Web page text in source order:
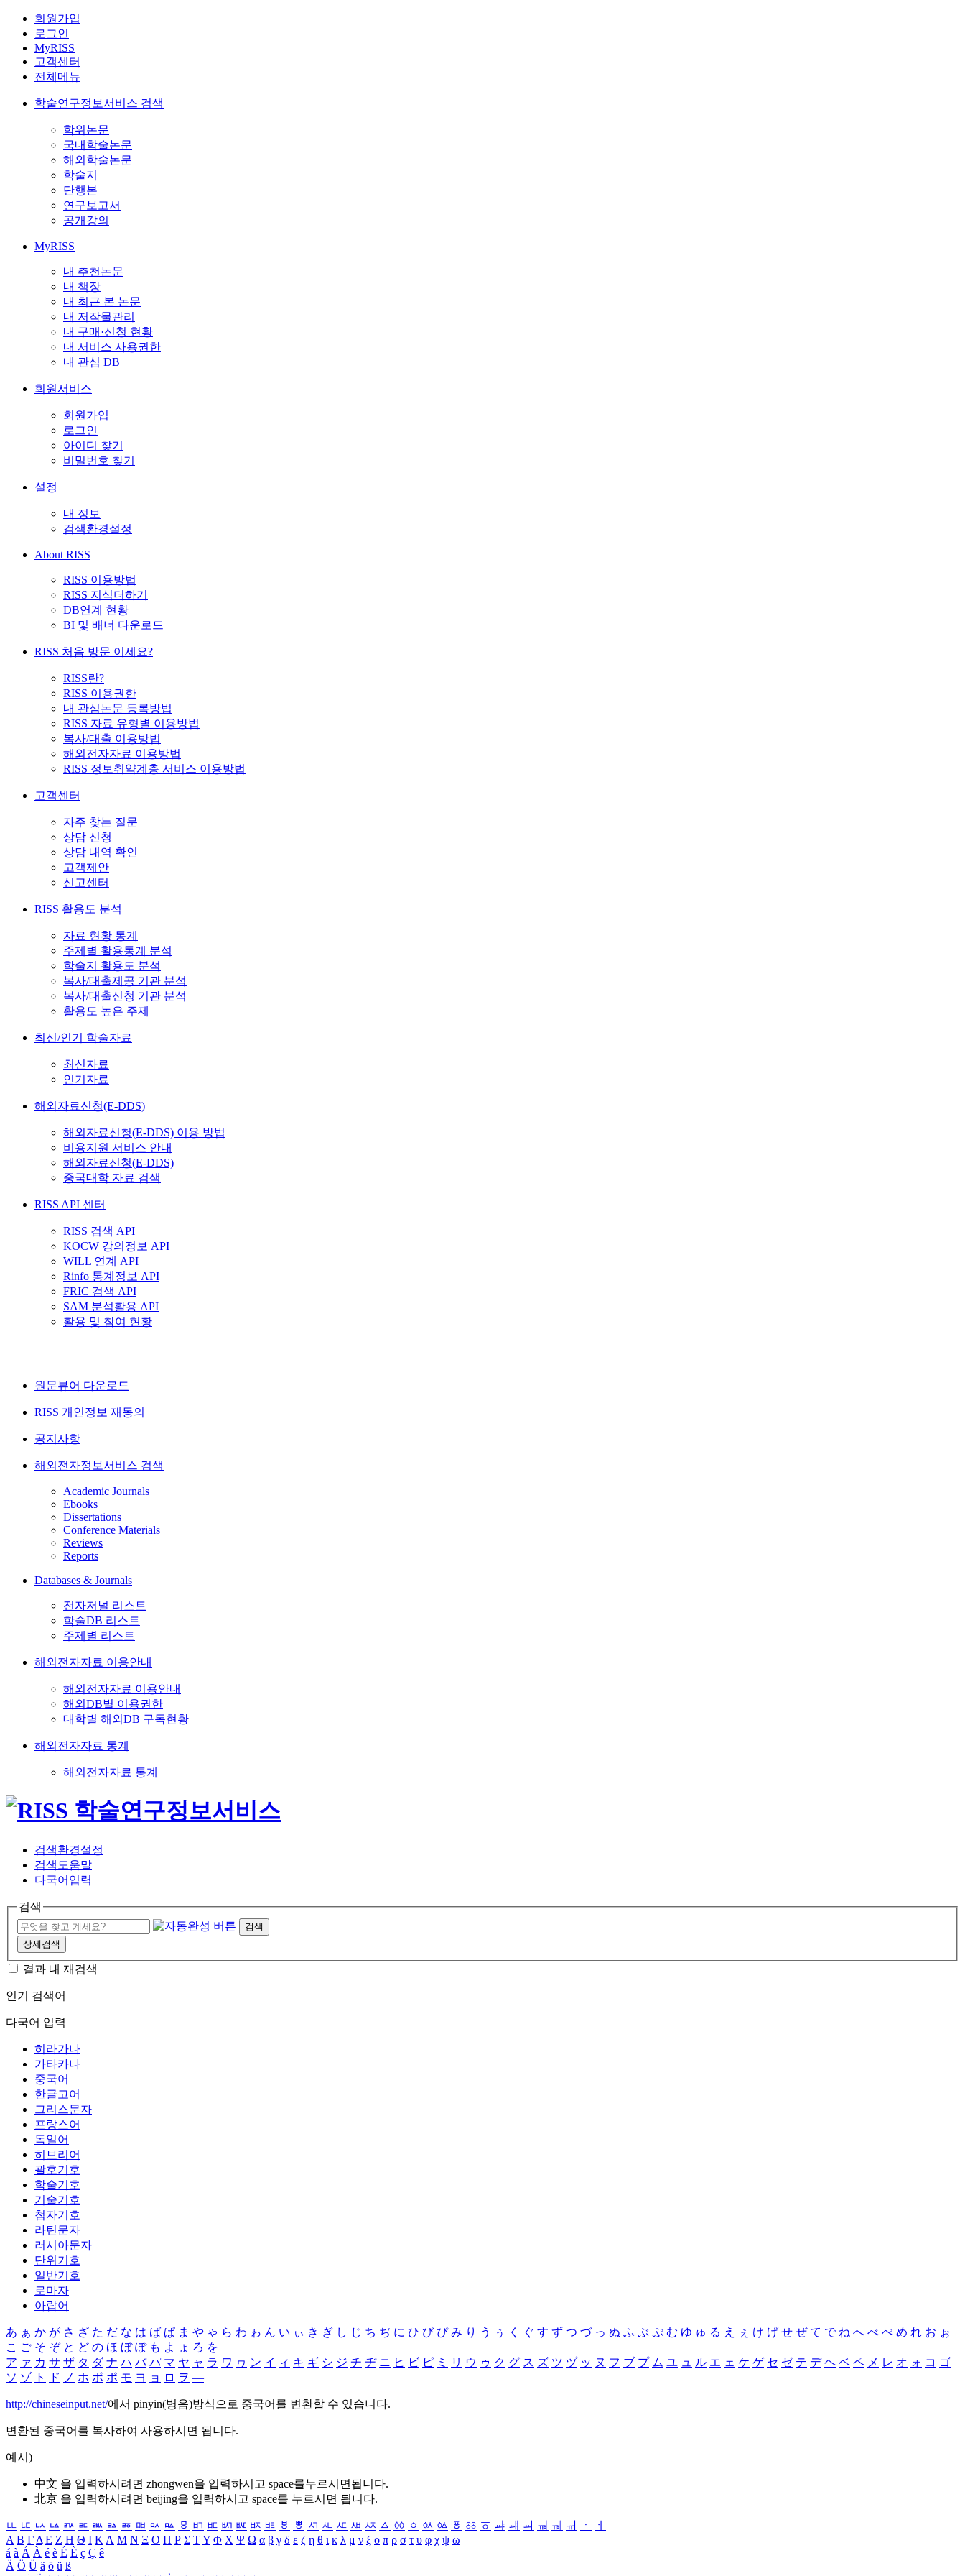
회원가입
로그인
MyRISS
고객센터
전체메뉴
학술연구정보서비스 검색
학위논문
국내학술논문
해외학술논문
학술지
단행본
연구보고서
공개강의
MyRISS
내 추천논문
내 책장
내 최근 본 논문
내 저작물관리
내 구매·신청 현황
내 서비스 사용권한
내 관심 DB
회원서비스
회원가입
로그인
아이디 찾기
비밀번호 찾기
설정
내 정보
검색환경설정
About RISS
RISS 이용방법
RISS 지식더하기
DB연계 현황
BI 및 배너 다운로드
RISS 처음 방문 이세요?
RISS란?
RISS 이용권한
내 관심논문 등록방법
RISS 자료 유형별 이용방법
복사/대출 이용방법
해외전자자료 이용방법
RISS 정보취약계층 서비스 이용방법
고객센터
자주 찾는 질문
상담 신청
상담 내역 확인
고객제안
신고센터
RISS 활용도 분석
자료 현황 통계
주제별 활용통계 분석
학술지 활용도 분석
복사/대출제공 기관 분석
복사/대출신청 기관 분석
활용도 높은 주제
최신/인기 학술자료
최신자료
인기자료
해외자료신청(E-DDS)
해외자료신청(E-DDS) 이용 방법
비용지원 서비스 안내
해외자료신청(E-DDS)
중국대학 자료 검색
RISS API 센터
RISS 검색 API
KOCW 강의정보 API
WILL 연계 API
Rinfo 통계정보 API
FRIC 검색 API
SAM 분석활용 API
활용 및 참여 현황
원문뷰어 다운로드
RISS 개인정보 재동의
공지사항
해외전자정보서비스 검색
Academic Journals
Ebooks
Dissertations
Conference Materials
Reviews
Reports
Databases & Journals
전자저널 리스트
학술DB 리스트
주제별 리스트
해외전자자료 이용안내
해외전자자료 이용안내
해외DB별 이용권한
대학별 해외DB 구독현황
해외전자자료 통계
해외전자자료 통계
검색환경설정
검색도움말
다국어입력
검색
검색
상세검색
결과 내 재검색
인기 검색어
다국어 입력
히라가나
가타카나
중국어
한글고어
그리스문자
프랑스어
독일어
히브리어
괄호기호
학술기호
기술기호
첨자기호
라틴문자
러시아문자
단위기호
일반기호
로마자
아랍어
あ ぁ か が さ ざ た だ な は ば ぱ ま や ゃ ら わ ゎ ん い ぃ き ぎ し じ ち ぢ に ひ び ぴ み り う ぅ く ぐ す ず つ づ っ ぬ ふ ぶ ぷ む ゆ ゅ る え ぇ け げ せ ぜ て で ね へ べ ぺ め れ お ぉ
こ ご そ ぞ と ど の ほ ぼ ぽ も よ ょ ろ を
ア ァ カ サ ザ タ ダ ナ ハ バ パ マ ヤ ャ ラ ワ ヮ ン イ ィ キ ギ シ ジ チ ヂ ニ ヒ ビ ピ ミ リ ウ ゥ ク グ ス ズ ツ ヅ ッ ヌ フ ブ プ ム ユ ュ ル エ ェ ケ ゲ セ ゼ テ デ ヘ ベ ペ メ レ オ ォ コ ゴ
ソ ゾ ト ド ノ ホ ボ ポ モ ヨ ョ ロ ヲ ―
http://chineseinput.net/에서 pinyin(병음)방식으로 중국어를 변환할 수 있습니다.
변환된 중국어를 복사하여 사용하시면 됩니다.
예시)
中文 을 입력하시려면 zhongwen을 입력하시고 space를누르시면됩니다.
北京 을 입력하시려면 beijing을 입력하시고 space를 누르시면 됩니다.
ㅥ ㅦ ㅧ ㅨ ㅩ ㅪ ㅫ ㅬ ㅭ ㅮ ㅯ ㅰ ㅱ ㅲ ㅳ ㅴ ㅵ ㅶ ㅷ ㅸ ㅹ ㅺ ㅻ ㅼ ㅽ ㅾ ㅿ ㆀ ㆁ ㆂ ㆃ ㆄ ㆅ ㆆ ㆇ ㆈ ㆉ ㆊ ㆋ ㆌ ㆍ
ㆎ
Α Β ΓΔ Ε Ζ Η Θ Ι ΚΛ Μ Ν Ξ Ο Π Ρ Σ ΤΥ Φ Χ Ψ Ω α β γ δ ε ζ η θ ι κ λ μ ν ξ ο π ρ σ τ υ φ χ ψ ω
á à Á À é è É È ç Ç ê
Ä Ö Ü ä ö ü ß